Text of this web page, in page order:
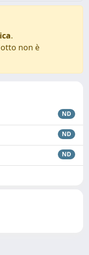
.
non è
ND
ND
ND